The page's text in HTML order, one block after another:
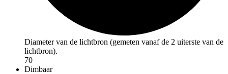
Diameter van de lichtbron (gemeten vanaf de 2 uiterste van de
lichtbron).
70
Dimbaar